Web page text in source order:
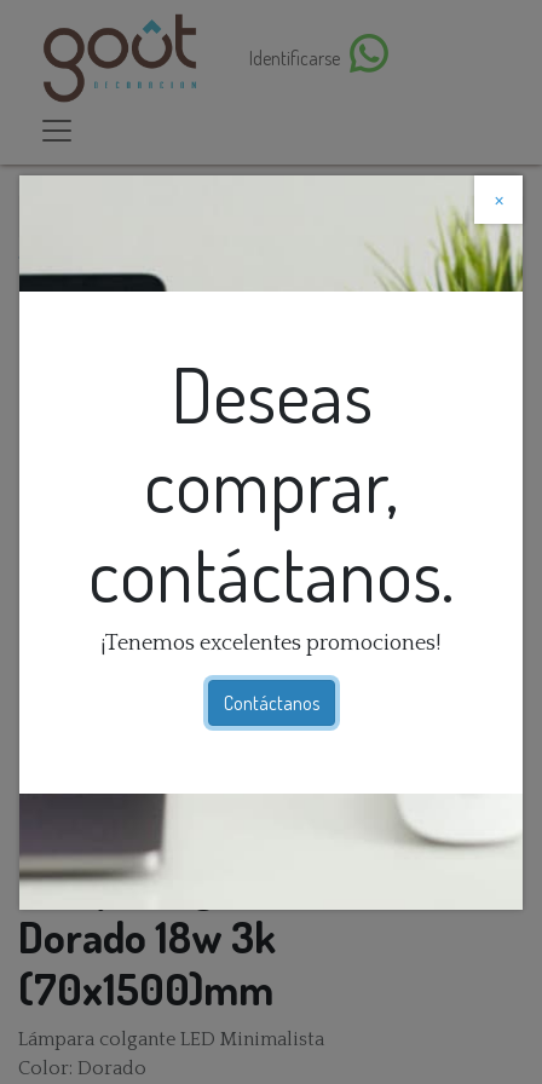
Identificarse
×
Deseas
comprar,
contáctanos.
¡Tenemos excelentes promociones!
Contáctanos
Descuento web
Lamp. Colg. Led 1L Vertical Dorado 18w 3k
Lamp. Colg. Led 1L Vertical
Dorado 18w 3k
(70x1500)mm
Lámpara colgante LED Minimalista
Color: Dorado